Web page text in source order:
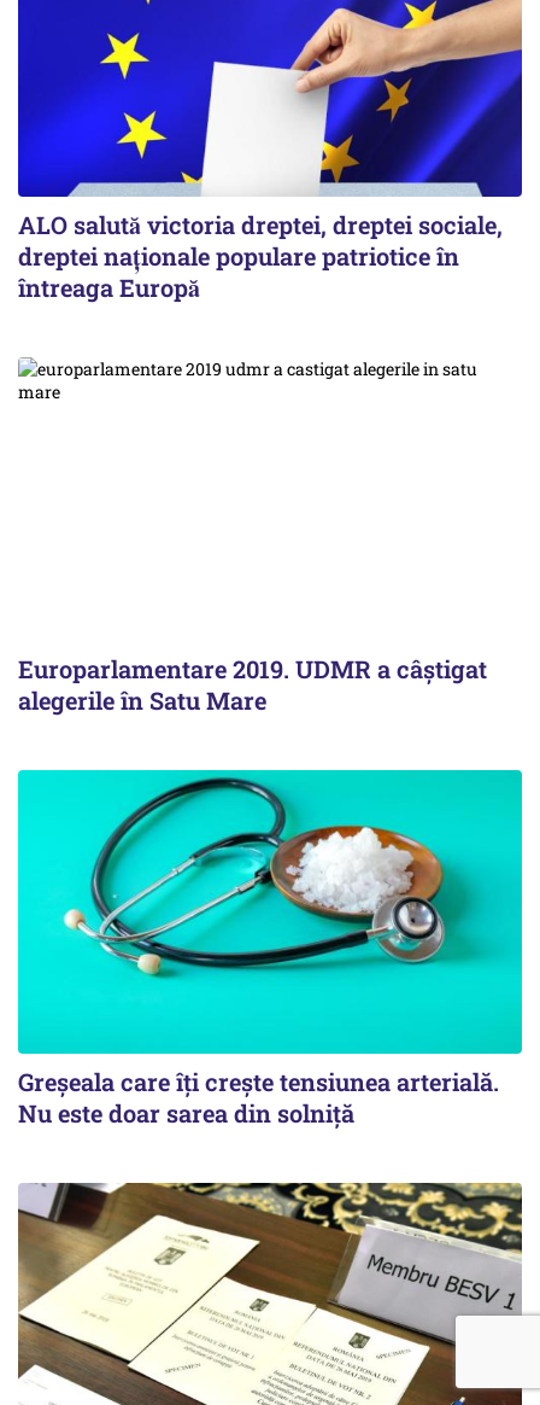
ALO salută victoria dreptei, dreptei sociale,
dreptei naţionale populare patriotice în
întreaga Europă
Europarlamentare 2019. UDMR a câștigat
alegerile în Satu Mare
Greșeala care îți crește tensiunea arterială.
Nu este doar sarea din solniță